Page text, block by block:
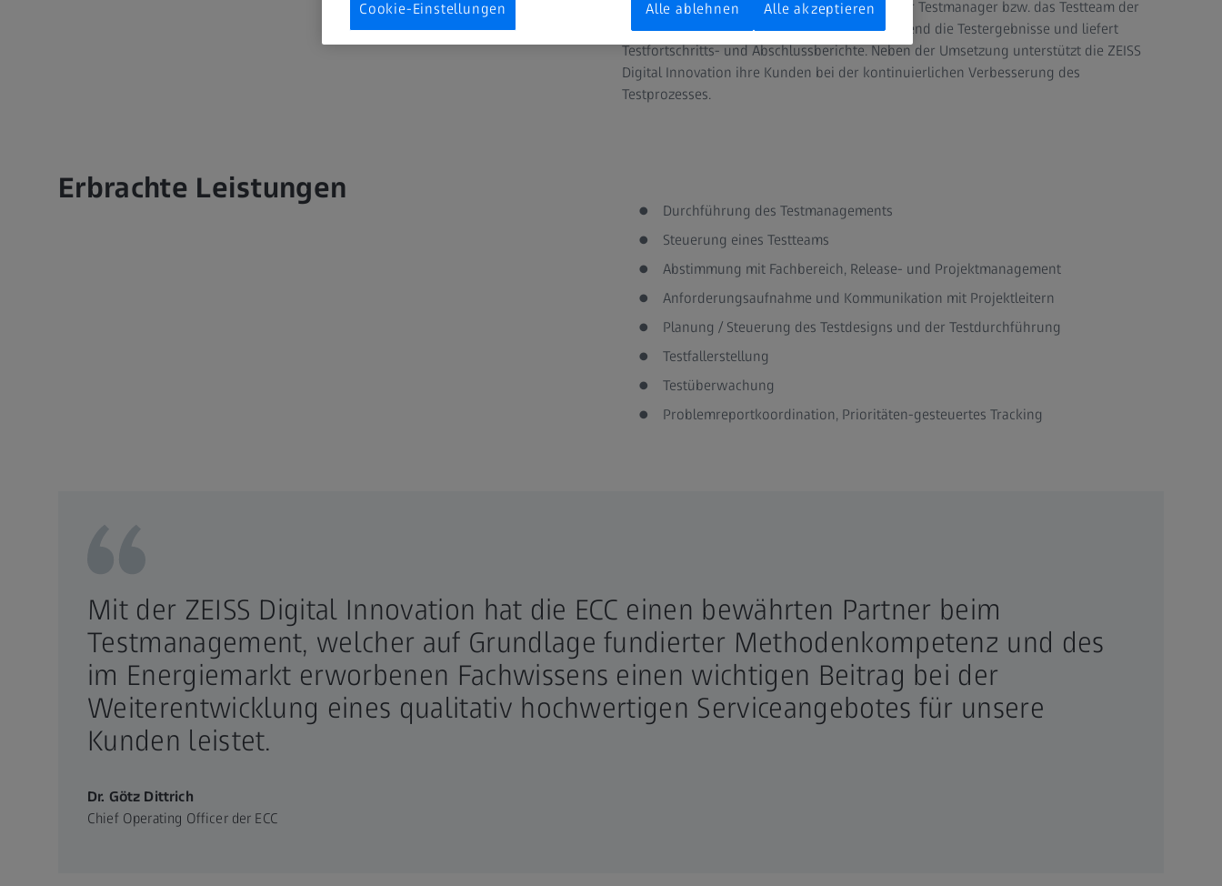
Testdurchführung und der Dokumentation. Der Testmanager bzw. das Testteam der
ZEISS Digital Innovation dokumentiert fortlaufend die Testergebnisse und liefert
Testfortschritts- und Abschlussberichte. Neben der Umsetzung unterstützt die ZEISS
Digital Innovation ihre Kunden bei der kontinuierlichen Verbesserung des
Testprozesses.
Erbrachte Leistungen
Durchführung des Testmanagements
Steuerung eines Testteams
Abstimmung mit Fachbereich, Release- und Projektmanagement
Anforderungsaufnahme und Kommunikation mit Projektleitern
Planung / Steuerung des Testdesigns und der Testdurchführung
Testfallerstellung
Testüberwachung
Problemreportkoordination, Prioritäten-gesteuertes Tracking
Mit der ZEISS Digital Innovation hat die ECC einen bewährten Partner beim
Testmanagement, welcher auf Grundlage fundierter Methodenkompetenz und des
im Energiemarkt erworbenen Fachwissens einen wichtigen Beitrag bei der
Weiterentwicklung eines qualitativ hochwertigen Serviceangebotes für unsere
Kunden leistet.
Dr. Götz Dittrich
Chief Operating Officer der ECC
Cookie-Einstellungen Alle ablehnen Alle akzeptieren